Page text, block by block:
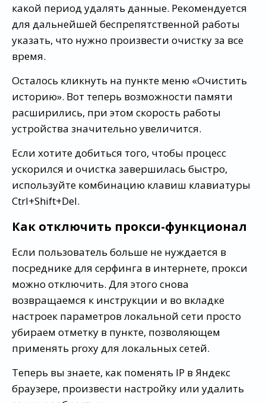
какой период удалять данные. Рекомендуется
для дальнейшей беспрепятственной работы
указать, что нужно произвести очистку за все
время.
Осталось кликнуть на пункте меню «Очистить
историю». Вот теперь возможности памяти
расширились, при этом скорость работы
устройства значительно увеличится.
Если хотите добиться того, чтобы процесс
ускорился и очистка завершилась быстро,
используйте комбинацию клавиш клавиатуры
Ctrl+Shift+Del.
Как отключить прокси-функционал
Если пользователь больше не нуждается в
посреднике для серфинга в интернете, прокси
можно отключить. Для этого снова
возвращаемся к инструкции и во вкладке
настроек параметров локальной сети просто
убираем отметку в пункте, позволяющем
применять proxy для локальных сетей.
Теперь вы знаете, как поменять IP в Яндекс
браузере, произвести настройку или удалить